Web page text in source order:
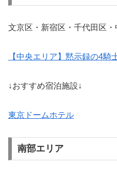
文京区・新宿区・千代田区・
【中央エリア】黙示録の4騎
↓おすすめ宿泊施設↓
東京ドームホテル
南部エリア